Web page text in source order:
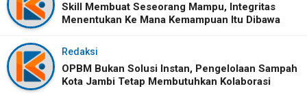
Skill Membuat Seseorang Mampu, Integritas
Menentukan Ke Mana Kemampuan Itu Dibawa
Redaksi
OPBM Bukan Solusi Instan, Pengelolaan Sampah
Kota Jambi Tetap Membutuhkan Kolaborasi